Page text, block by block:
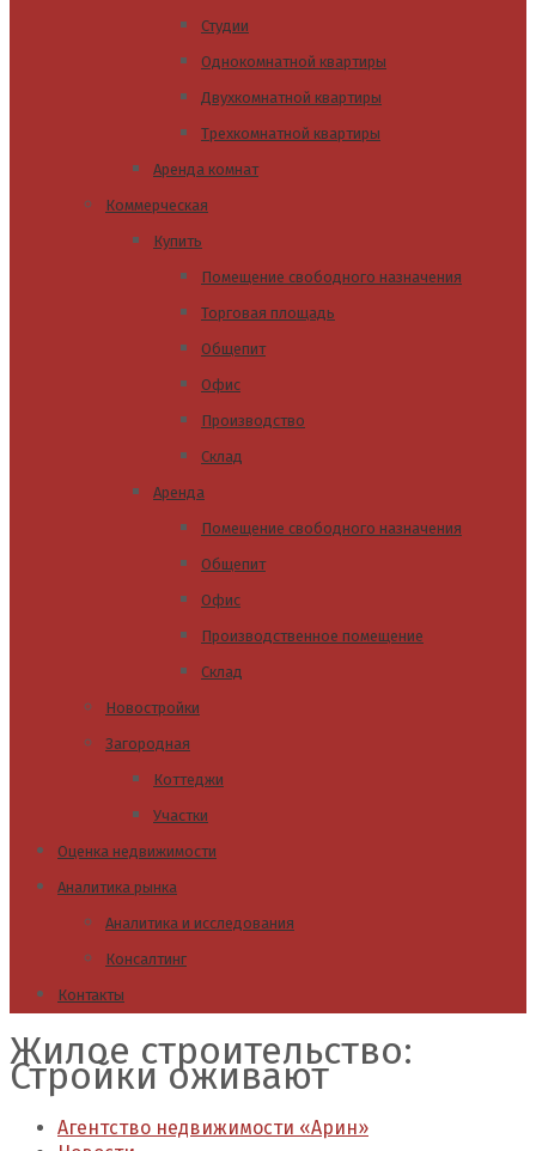
Студии
Однокомнатной квартиры
Двухкомнатной квартиры
Трехкомнатной квартиры
Аренда комнат
Коммерческая
Купить
Помещение свободного назначения
Торговая площадь
Общепит
Офис
Производство
Склад
Аренда
Помещение свободного назначения
Общепит
Офис
Производственное помещение
Склад
Новостройки
Загородная
Коттеджи
Участки
Оценка недвижимости
Аналитика рынка
Аналитика и исследования
Консалтинг
Контакты
Жилое строительство:
Стройки оживают
Агентство недвижимости «Арин»